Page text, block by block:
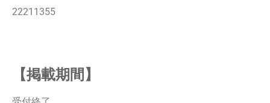
22211355
【掲載期間】